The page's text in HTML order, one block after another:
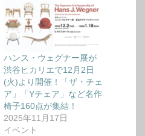
ハンス・ウェグナー展が
渋谷ヒカリエで12月2日
(火)より開催！「ザ・チェ
ア」「Yチェア」など名作
椅子160点が集結！
2025年11月17日
イベント